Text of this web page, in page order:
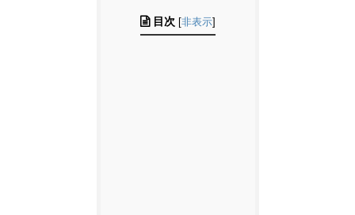
目次 [非表示]